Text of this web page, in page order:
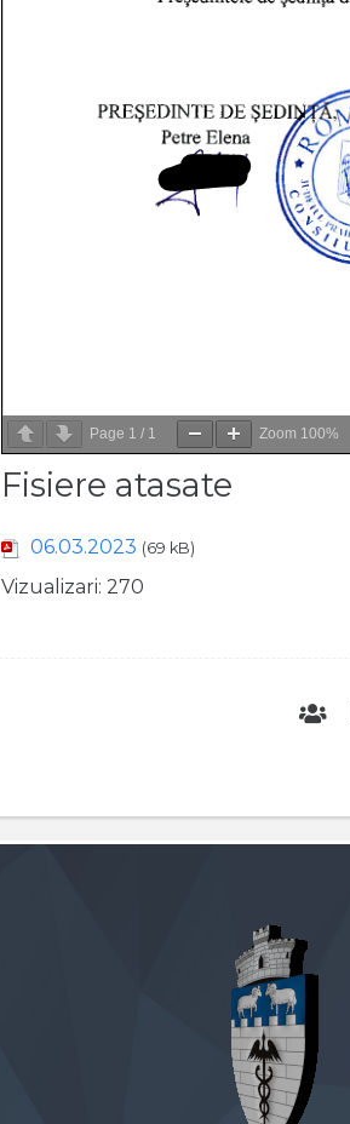
Page 1 / 1 Zoom 100%
Fisiere atasate
06.03.2023 (69 kB)
Vizualizari: 270